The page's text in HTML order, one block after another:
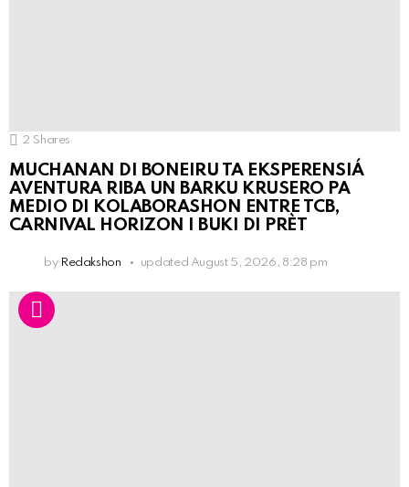
2 Shares
MUCHANAN DI BONEIRU TA EKSPERENSIÁ
AVENTURA RIBA UN BARKU KRUSERO PA
MEDIO DI KOLABORASHON ENTRE TCB,
CARNIVAL HORIZON I BUKI DI PRÈT
by Redakshon updated August 5, 2026, 8:28 pm